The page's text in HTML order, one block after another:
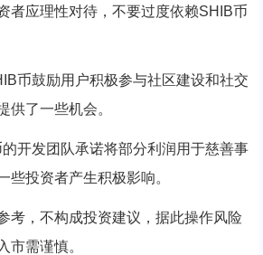
者应理性对待，不要过度依赖SHIB币
币鼓励用户积极参与社区建设和社交
供了一些机会。
开发团队承诺将部分利润用于慈善事
些投资者产生积极影响。
考，不构成投资建议，据此操作风险
市需谨慎。